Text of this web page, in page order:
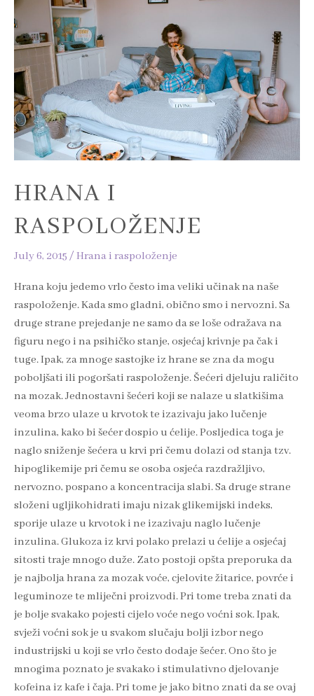
HRANA I
RASPOLOŽENJE
July 6, 2015 /Hrana i raspoloženje
Hrana koju jedemo vrlo često ima veliki učinak na naše
raspoloženje. Kada smo gladni, obično smo i nervozni. Sa
druge strane prejedanje ne samo da se loše odražava na
figuru nego i na psihičko stanje, osjećaj krivnje pa čak i
tuge. Ipak, za mnoge sastojke iz hrane se zna da mogu
poboljšati ili pogoršati raspoloženje. Šećeri djeluju raličito
na mozak. Jednostavni šećeri koji se nalaze u slatkišima
veoma brzo ulaze u krvotok te izazivaju jako lučenje
inzulina, kako bi šećer dospio u ćelije. Posljedica toga je
naglo sniženje šećera u krvi pri čemu dolazi od stanja tzv.
hipoglikemije pri čemu se osoba osjeća razdražljivo,
nervozno, pospano a koncentracija slabi. Sa druge strane
složeni ugljikohidrati imaju nizak glikemijski indeks,
sporije ulaze u krvotok i ne izazivaju naglo lučenje
inzulina. Glukoza iz krvi polako prelazi u ćelije a osjećaj
sitosti traje mnogo duže. Zato postoji opšta preporuka da
je najbolja hrana za mozak voće, cjelovite žitarice, povrće i
leguminoze te mliječni proizvodi. Pri tome treba znati da
je bolje svakako pojesti cijelo voće nego voćni sok. Ipak,
svježi voćni sok je u svakom slučaju bolji izbor nego
industrijski u koji se vrlo često dodaje šećer. Ono što je
mnogima poznato je svakako i stimulativno djelovanje
kofeina iz kafe i čaja. Pri tome je jako bitno znati da se ovaj
raspoloženje